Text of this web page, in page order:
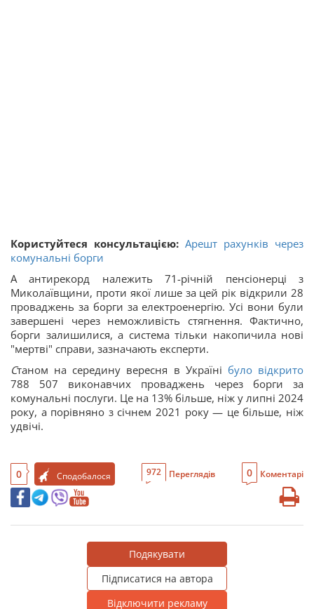
Користуйтеся консультацією: Арешт рахунків через
комунальні борги
А антирекорд належить 71-річній пенсіонерці з
Миколаївщини, проти якої лише за цей рік відкрили 28
проваджень за борги за електроенергію. Усі вони були
завершені через неможливість стягнення. Фактично,
борги залишилися, а система тільки накопичила нові
"мертві" справи, зазначають експерти.
Станом на середину вересня в Україні було відкрито
788 507 виконавчих проваджень через борги за
комунальні послуги. Це на 13% більше, ніж у липні 2024
року, а порівняно з січнем 2021 року — це більше, ніж
удвічі.
0 Сподобалося 972 Переглядів 0 Коментарі
Подякувати
Підписатися на автора
Відключити рекламу